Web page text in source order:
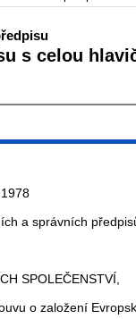
s celou
a správních
SPOLEČENSTVÍ,
o založení